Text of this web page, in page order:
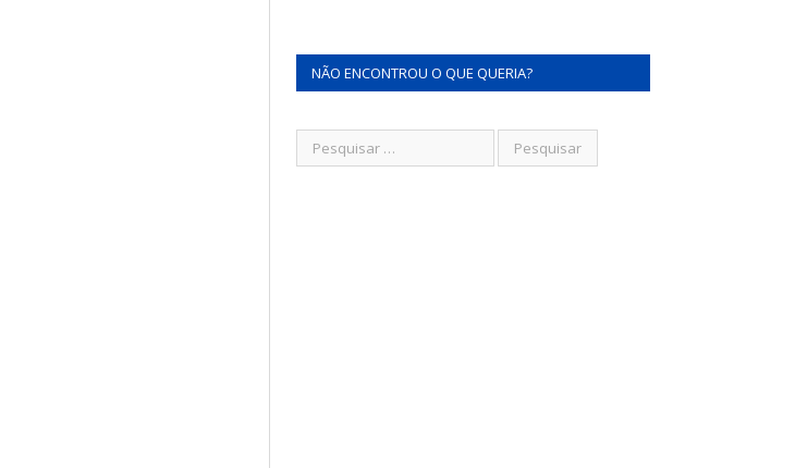
NÃO ENCONTROU O QUE QUERIA?